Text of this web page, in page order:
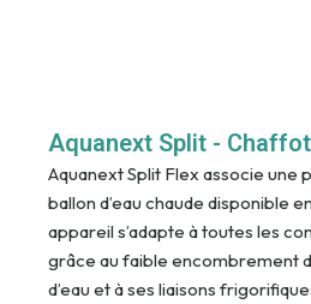
Aquanext Split -
Aquanext Split Flex associe une
ballon d’eau chaude disponible
appareil s’adapte à toutes les
grâce au faible encombrement
d’eau et à ses liaisons